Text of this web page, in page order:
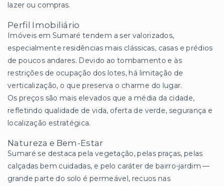
lazer ou compras.
Perfil Imobiliário
Imóveis em Sumaré tendem a ser valorizados,
especialmente residências mais clássicas, casas e prédios
de poucos andares. Devido ao tombamento e às
restrições de ocupação dos lotes, há limitação de
verticalização, o que preserva o charme do lugar.
Os preços são mais elevados que a média da cidade,
refletindo qualidade de vida, oferta de verde, segurança e
localização estratégica.
Natureza e Bem-Estar
Sumaré se destaca pela vegetação, pelas praças, pelas
calçadas bem cuidadas, e pelo caráter de bairro-jardim —
grande parte do solo é permeável, recuos nas